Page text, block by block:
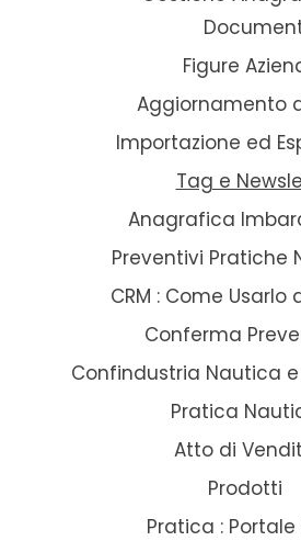
Figure
Aggiornamento
Importazione ed
Tag e
Anagrafica
Preventivi Pratiche
CRM : Come Usarlo
Conferma
Confindustria Nautica e
Pratica
Atto di
Prodotti
Pratica : Portale